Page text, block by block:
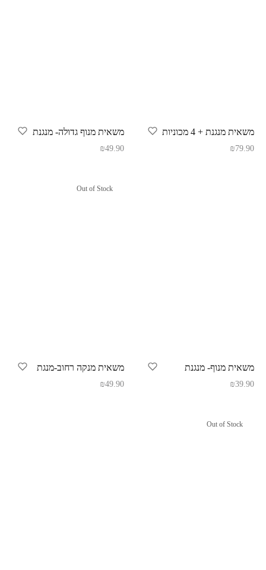
משאית מנגנת + 4 מכוניות
₪79.90
משאית מנוף גדולה- מנגנת
₪49.90
משאית מנוף- מנגנת
₪39.90
Out of Stock
משאית מנקה רחוב-מנגת
₪49.90
Out of Stock